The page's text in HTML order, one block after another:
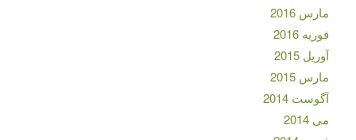
مارس 2016
فوریه 2016
آوریل 2015
مارس 2015
آگوست 2014
می 2014